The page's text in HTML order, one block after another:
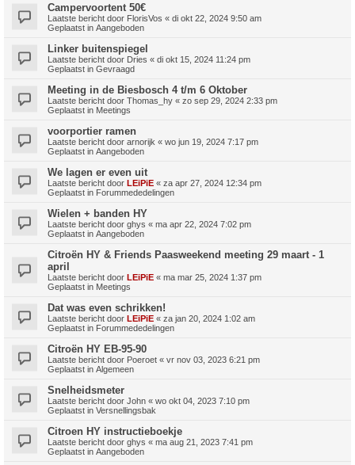
Campervoortent 50€
Laatste bericht door FlorisVos « di okt 22, 2024 9:50 am
Geplaatst in Aangeboden
Linker buitenspiegel
Laatste bericht door Dries « di okt 15, 2024 11:24 pm
Geplaatst in Gevraagd
Meeting in de Biesbosch 4 t/m 6 Oktober
Laatste bericht door Thomas_hy « zo sep 29, 2024 2:33 pm
Geplaatst in Meetings
voorportier ramen
Laatste bericht door arnorijk « wo jun 19, 2024 7:17 pm
Geplaatst in Aangeboden
We lagen er even uit
Laatste bericht door LEiPiE « za apr 27, 2024 12:34 pm
Geplaatst in Forummededelingen
Wielen + banden HY
Laatste bericht door ghys « ma apr 22, 2024 7:02 pm
Geplaatst in Aangeboden
Citroën HY & Friends Paasweekend meeting 29 maart - 1
april
Laatste bericht door LEiPiE « ma mar 25, 2024 1:37 pm
Geplaatst in Meetings
Dat was even schrikken!
Laatste bericht door LEiPiE « za jan 20, 2024 1:02 am
Geplaatst in Forummededelingen
Citroën HY EB-95-90
Laatste bericht door Poeroet « vr nov 03, 2023 6:21 pm
Geplaatst in Algemeen
Snelheidsmeter
Laatste bericht door John « wo okt 04, 2023 7:10 pm
Geplaatst in Versnellingsbak
Citroen HY instructieboekje
Laatste bericht door ghys « ma aug 21, 2023 7:41 pm
Geplaatst in Aangeboden